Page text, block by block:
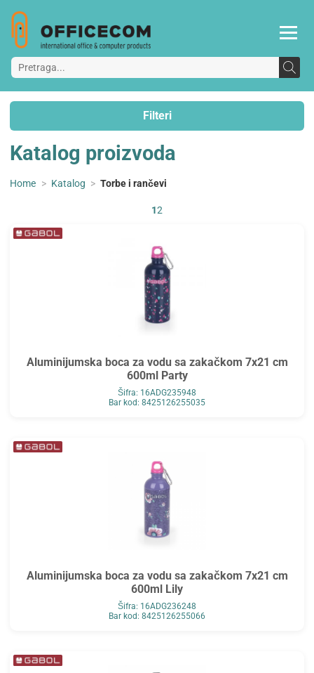
Filteri
Katalog proizvoda
Home > Katalog > Torbe i rančevi
12
Aluminijumska boca za vodu sa zakačkom 7x21 cm
600ml Party
Šifra: 16ADG235948
Bar kod: 8425126255035
Aluminijumska boca za vodu sa zakačkom 7x21 cm
600ml Lily
Šifra: 16ADG236248
Bar kod: 8425126255066